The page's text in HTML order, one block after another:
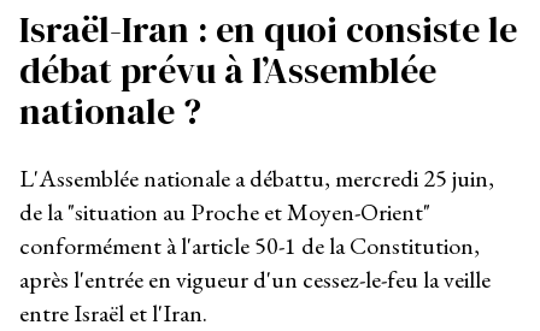
Israël-Iran : en quoi consiste le
débat prévu à l’Assemblée
nationale ?
L'Assemblée nationale a débattu, mercredi 25 juin,
de la "situation au Proche et Moyen-Orient"
conformément à l'article 50-1 de la Constitution,
après l'entrée en vigueur d'un cessez-le-feu la veille
entre Israël et l'Iran.